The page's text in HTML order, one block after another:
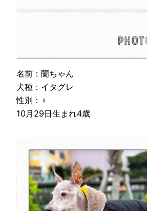
名前：蘭ちゃん
犬種：イタグレ
性別：♀
10月29日生まれ4歳